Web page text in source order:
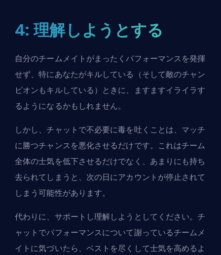
4: 理解しようとする
自分のチームメイトがまったくパフォーマンスを発揮
せず、特にあなたがキルしている（そして敵のチャン
ピオンもキルしている）ときに、ますますイライラす
るようになるかもしれません。
しかし、チャットで不必要に毒を吐くことは、マッチ
に勝つチャンスを悪化させるだけです。これはチーム
全体の士気を低下させるだけでなく、あまりにも持ち
去られてしまうと、次の日にアカウントが停止されて
しまう可能性があります。
代わりに、サポートし理解しようとしてください。チ
ャットでパフォーマンスについて謝っているチームメ
イトに気づいたら、ベストを尽くして士気を高めるよ